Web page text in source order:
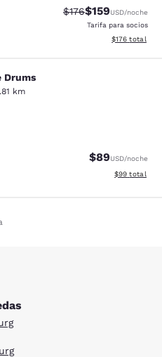
Precio tachado:
$176Precio con
$159USD/noche
Tarifa para socios
Ver detalles
$176 total
Drums
km
estrellas. Bueno. 340 reseñas
$89USD/noche
Ver detalles
$99 total